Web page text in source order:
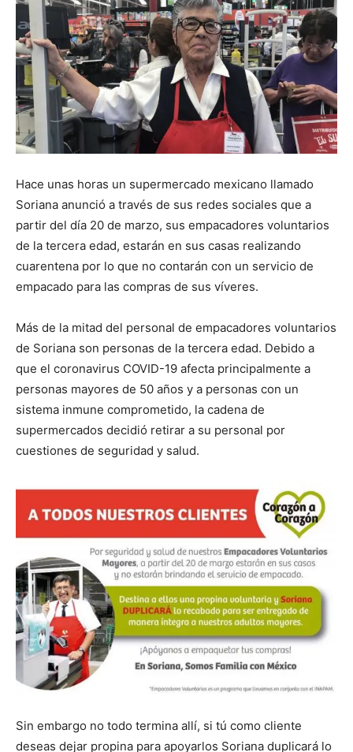
Hace unas horas un supermercado mexicano llamado
Soriana anunció a través de sus redes sociales que a
partir del día 20 de marzo, sus empacadores voluntarios
de la tercera edad, estarán en sus casas realizando
cuarentena por lo que no contarán con un servicio de
empacado para las compras de sus víveres.
Más de la mitad del personal de empacadores voluntarios
de Soriana son personas de la tercera edad. Debido a
que el coronavirus COVID-19 afecta principalmente a
personas mayores de 50 años y a personas con un
sistema inmune comprometido, la cadena de
supermercados decidió retirar a su personal por
cuestiones de seguridad y salud.
Sin embargo no todo termina allí, si tú como cliente
deseas dejar propina para apoyarlos Soriana duplicará lo